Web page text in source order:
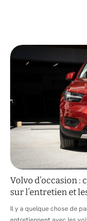
Volvo d’occasion
sur l’entretien et
Il y a quelque chose de